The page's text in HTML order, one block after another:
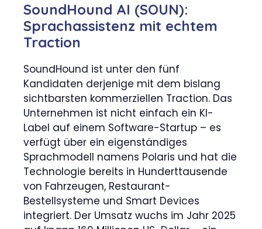
SoundHound AI (SOUN):
Sprachassistenz mit echtem
Traction
SoundHound ist unter den fünf
Kandidaten derjenige mit dem bislang
sichtbarsten kommerziellen Traction. Das
Unternehmen ist nicht einfach ein KI-
Label auf einem Software-Startup – es
verfügt über ein eigenständiges
Sprachmodell namens Polaris und hat die
Technologie bereits in Hunderttausende
von Fahrzeugen, Restaurant-
Bestellsysteme und Smart Devices
integriert. Der Umsatz wuchs im Jahr 2025